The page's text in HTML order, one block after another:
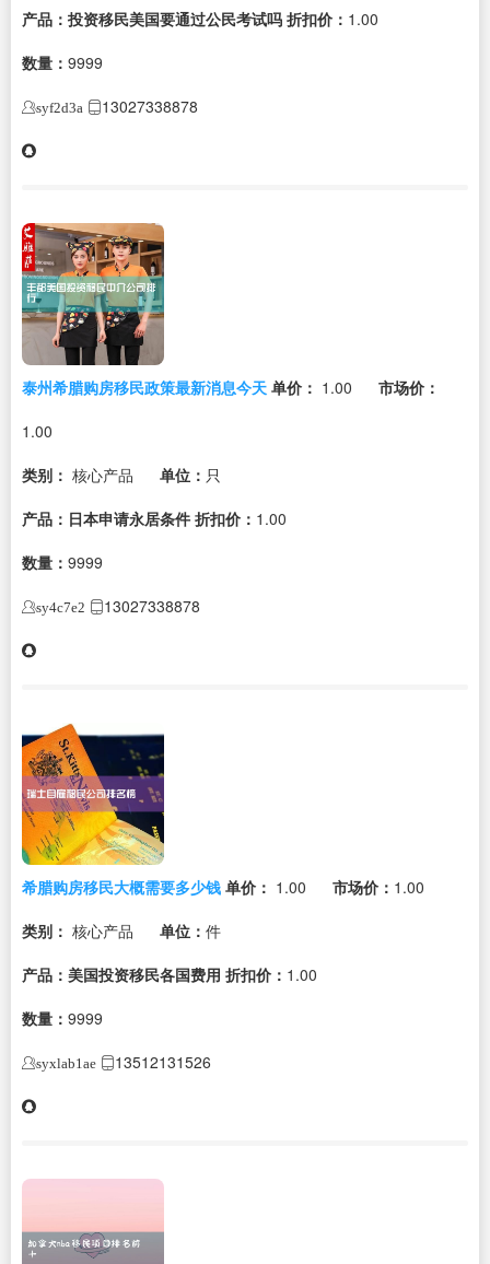
产品：投资移民美国要通过公民考试吗 折扣价： 1.00
数量： 9999
syf2d3a 13027338878
泰州希腊购房移民政策最新消息今天 单价： 1.00
市场价：
1.00
类别： 核心产品 单位： 只
产品：日本申请永居条件 折扣价： 1.00
数量： 9999
sy4c7e2 13027338878
希腊购房移民大概需要多少钱 单价： 1.00 市场价： 1.00
类别： 核心产品 单位： 件
产品：美国投资移民各国费用 折扣价： 1.00
数量： 9999
syxlab1ae 13512131526